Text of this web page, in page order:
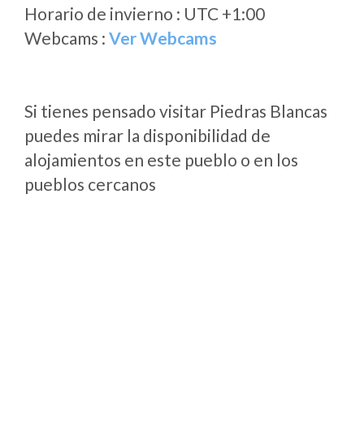
Horario de invierno : UTC +1:00
Webcams : Ver Webcams
Si tienes pensado visitar Piedras Blancas
puedes mirar la disponibilidad de
alojamientos en este pueblo o en los
pueblos cercanos